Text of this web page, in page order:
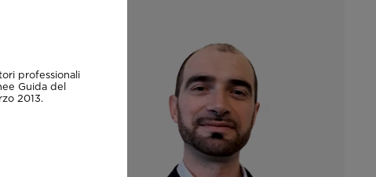
professionali
Guida del
2013.